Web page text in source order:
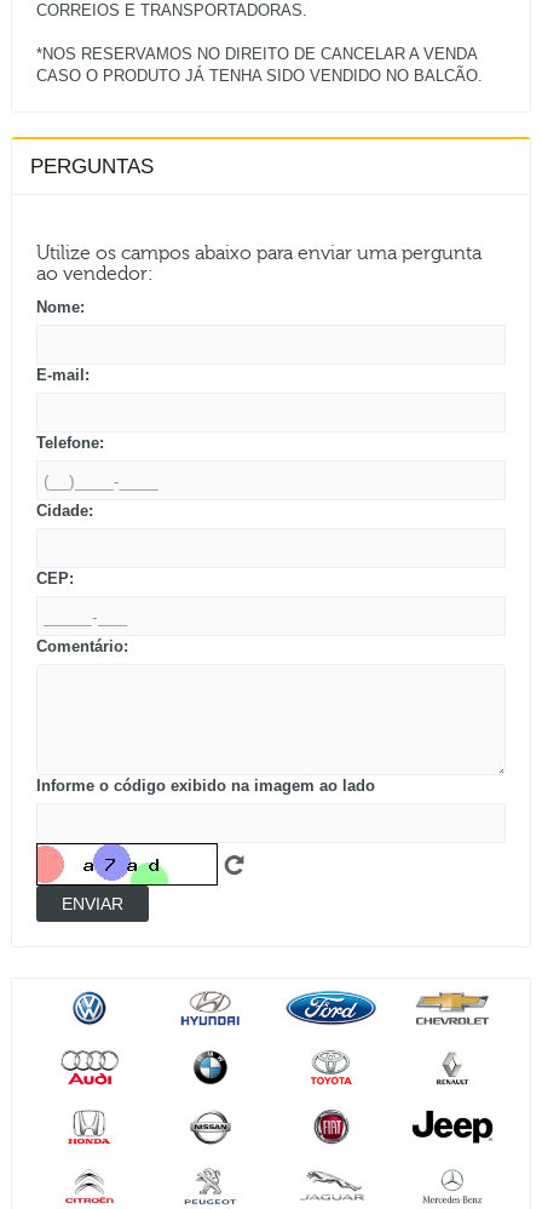
CORREIOS E TRANSPORTADORAS.
*NOS RESERVAMOS NO DIREITO DE CANCELAR A VENDA
PERGUNTAS
Utilize os campos abaixo para enviar uma pergunta
ao vendedor:
Nome:
E-mail:
Telefone:
Cidade:
CEP:
Comentário:
Informe o código exibido na imagem ao lado
ENVIAR